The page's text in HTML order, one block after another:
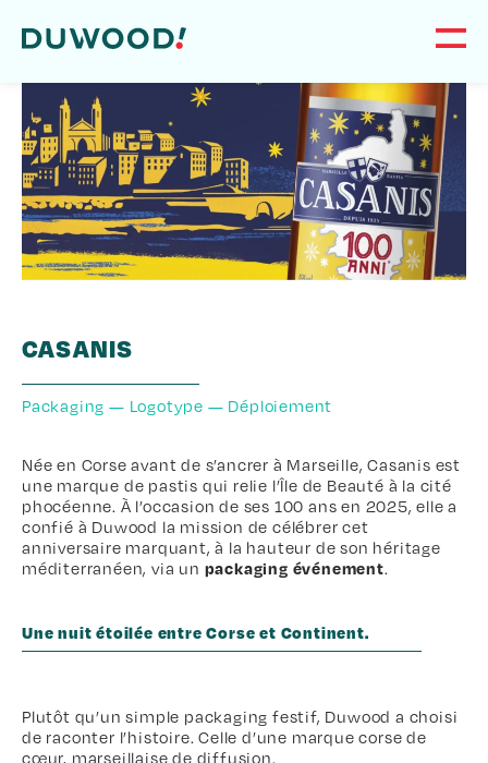
CASANIS
Packaging — Logotype — Déploiement
Née en Corse avant de s’ancrer à Marseille, Casanis est
une marque de pastis qui relie l’Île de Beauté à la cité
phocéenne. À l’occasion de ses 100 ans en 2025, elle a
confié à Duwood la mission de célébrer cet
anniversaire marquant, à la hauteur de son héritage
méditerranéen, via un packaging événement.
Une nuit étoilée entre Corse et Continent.
Plutôt qu’un simple packaging festif, Duwood a choisi
de raconter l’histoire. Celle d’une marque corse de
cœur, marseillaise de diffusion.